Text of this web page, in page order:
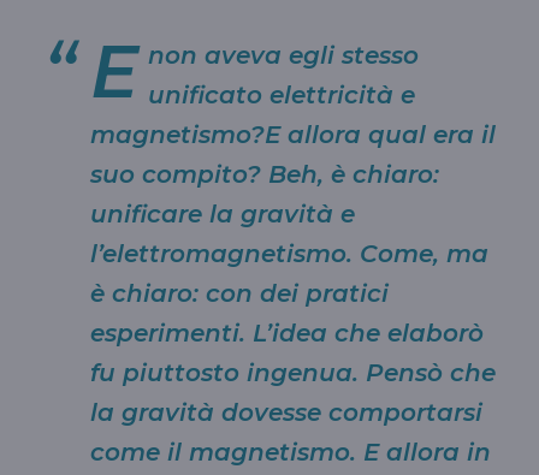
E non aveva egli stesso
unificato elettricità e
magnetismo?E allora qual era il
suo compito? Beh, è chiaro:
unificare la gravità e
l’elettromagnetismo. Come, ma
è chiaro: con dei pratici
esperimenti. L’idea che elaborò
fu piuttosto ingenua. Pensò che
la gravità dovesse comportarsi
come il magnetismo. E allora in